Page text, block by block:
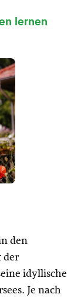
lernen
den
der
idyllische
Je nach